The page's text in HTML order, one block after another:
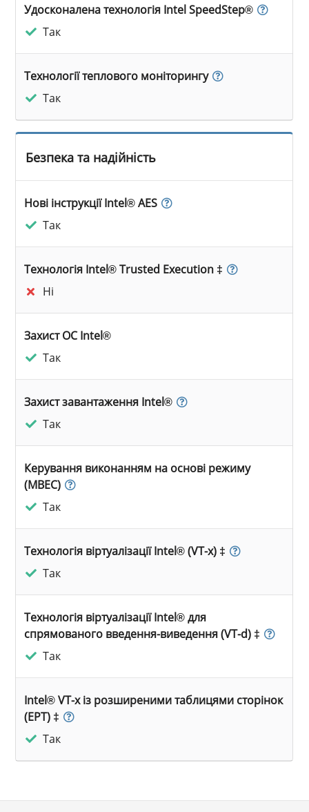
Удосконалена технологія Intel SpeedStep®
Так
Технології теплового моніторингу
Так
Безпека та надійність
Нові інструкції Intel® AES
Так
Технологія Intel® Trusted Execution ‡
Ні
Захист ОС Intel®
Так
Захист завантаження Intel®
Так
Керування виконанням на основі режиму
(MBEC)
Так
Технологія віртуалізації Intel® (VT-x) ‡
Так
Технологія віртуалізації Intel® для
спрямованого введення-виведення (VT-d) ‡
Так
Intel® VT-x із розширеними таблицями сторінок
(EPT) ‡
Так